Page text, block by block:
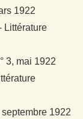
1922
Littérature
3, mai 1922
1922